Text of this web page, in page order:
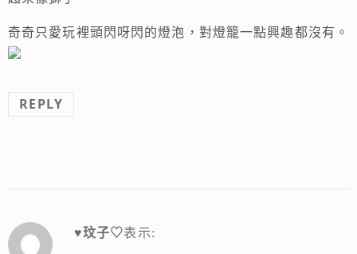
奇奇只愛玩裡頭閃呀閃的燈泡，對燈籠一點興趣都沒有。
REPLY
♥玟子♡表示: